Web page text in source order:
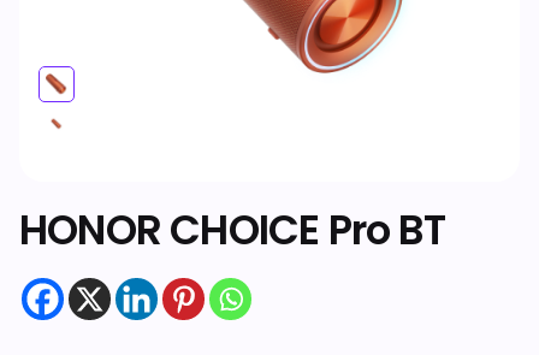
Dodatna oprema
HONOR CHOICE Pro BT